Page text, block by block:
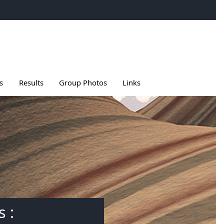
Results Group Photos Links
: